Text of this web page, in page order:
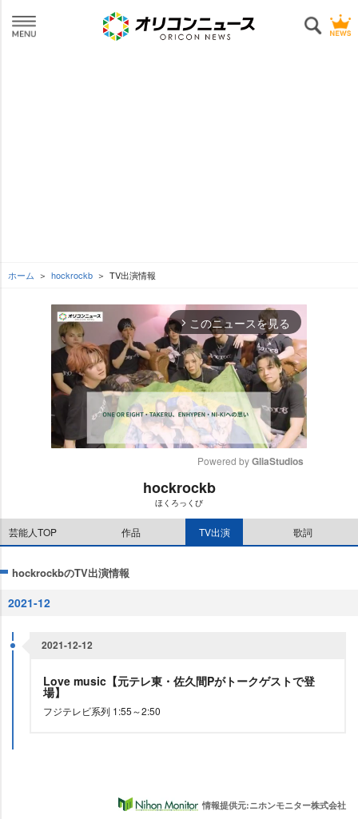
ホーム hockrockb TV出演情報
arrow_forward_ios このニュースを見る
Powered by GliaStudios
hockrockb
ほくろっくび
芸能人TOP 作品 TV出演 歌詞
hockrockbのTV出演情報
2021-12
2021-12-12
Love music【元テレ東・佐久間Pがトークゲストで登
場】
フジテレビ系列 1:55～2:50
情報提供元:ニホンモニター株式会社